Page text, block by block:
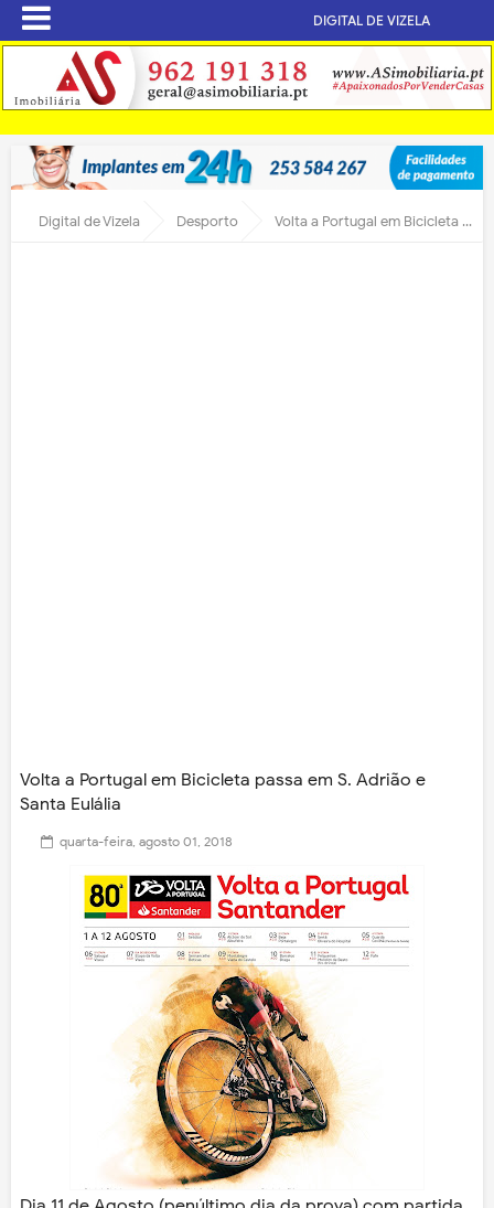
DIGITAL DE VIZELA
Digital de Vizela Desporto Volta a Portugal em Bicicleta passa em S. Adrião e Santa Eulália
Volta a Portugal em Bicicleta passa em S. Adrião e
Santa Eulália
quarta-feira, agosto 01, 2018